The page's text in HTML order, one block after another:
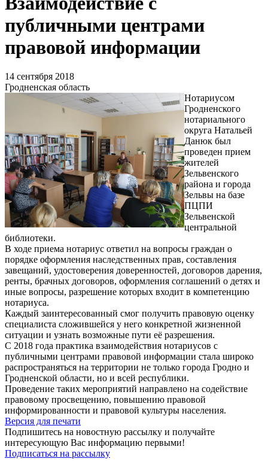
публичными центрами
правовой информации
14 сентября 2018
Гродненская область
Нотариусом
Гродненского
нотариального
округа Натальей
Данюк был
проведен прием
жителей
Зельвенского
района и города
Зельвы на базе
ПЦПИ
Зельвенской
центральной
библиотеки.
В ходе приема нотариус ответил на вопросы граждан о
порядке оформления наследственных прав, составления
завещаний, удостоверения доверенностей, договоров дарения,
ренты, брачных договоров, оформления соглашений о детях и
иные вопросы, разрешение которых входит в компетенцию
нотариуса.
Каждый заинтересованный смог получить правовую оценку
специалиста сложившейся у него конкретной жизненной
ситуации и узнать возможные пути её разрешения.
С 2018 года практика взаимодействия нотариусов с
публичными центрами правовой информации стала широко
распространяться на территории не только города Гродно и
Гродненской области, но и всей республики.
Проведение таких мероприятий направлено на содействие
правовому просвещению, повышению правовой
информированности и правовой культуры населения.
Версия для печати
Подпишитесь на новостную рассылку и получайте
интересующую Вас информацию первыми!
Подписаться на рассылку